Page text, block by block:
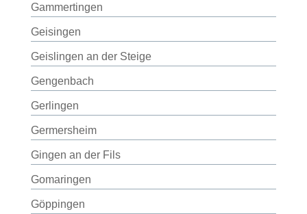
Gammertingen
Geisingen
Geislingen an der Steige
Gengenbach
Gerlingen
Germersheim
Gingen an der Fils
Gomaringen
Göppingen